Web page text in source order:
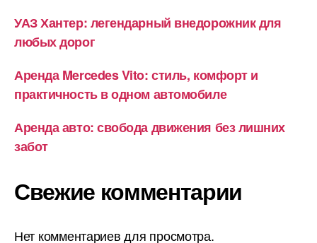
УАЗ Хантер: легендарный внедорожник для
любых дорог
Аренда Mercedes Vito: стиль, комфорт и
практичность в одном автомобиле
Аренда авто: свобода движения без лишних
забот
Свежие комментарии
Нет комментариев для просмотра.